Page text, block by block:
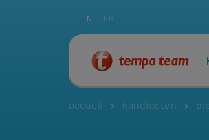
NL FR
accueil kandidaten